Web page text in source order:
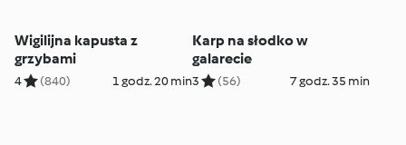
Wigilijna kapusta z
grzybami
4 (840) 1 godz. 20 min
Karp na słodko w
galarecie
3 (56) 7 godz. 35 min